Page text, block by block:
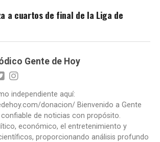
a cuartos de final de la Liga de
Gente de Hoy
independiente aquí:
donacion/ Bienvenido a Gente
de noticias con propósito.
económico, el entretenimiento y
proporcionando análisis profundo